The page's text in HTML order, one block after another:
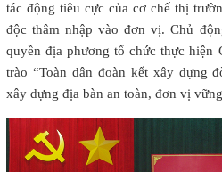
tác động tiêu cực của cơ chế thị
độc thâm nhập vào đơn vị. Chủ
quyền địa phương tổ chức thực hiện
trào “Toàn dân đoàn kết xây dựng
xây dựng địa bàn an toàn, đơn vị